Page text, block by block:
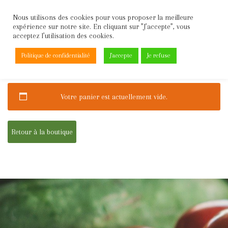
Aller
au
contenu
PANIER
Votre panier est actuellement vide.
Retour à la boutique
Nous utilisons des cookies pour vous proposer la meilleure
expérience sur notre site. En cliquant sur ”J’accepte”, vous
acceptez l’utilisation des cookies.
Politique de confidentialité J'accepte Je refuse